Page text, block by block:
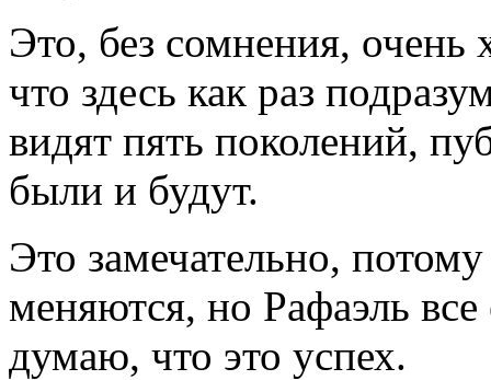
Это, без сомнения,
что здесь как раз
видят пять поколений,
были и будут.
Это замечательно,
меняются, но Рафаэль
думаю, что это успех.